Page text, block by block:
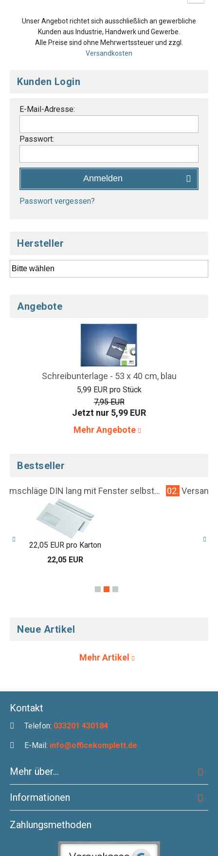
Unser Angebot richtet sich ausschließlich an gewerbliche
Kunden aus Industrie, Handwerk und Gewerbe.
Alle Preise sind ohne Mehrwertssteuer und zzgl.
Versandkosten
Kunden Login
E-Mail-Adresse:
Passwort:
Anmelden
Passwort vergessen?
Hersteller
Angebote
Schreibunterlage - 53 x 40 cm, blau
5,99 EUR pro Stück
7,95 EUR
Jetzt nur 5,99 EUR
Mehr Angebote
Bestseller
02. Versandtaschen C5 mit Fenster
24,75 EUR pro Karton
Neue Artikel
Mehr Artikel
Kontakt
Telefon: 033201 430184
E-Mail: info@officekomplett.de
Mehr über...
Informationen
Zahlungsmethoden